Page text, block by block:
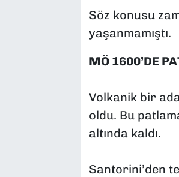
Söz konusu
yaşanmamıştı.
MÖ 1600’DE
Volkanik bir
oldu. Bu
altında kaldı.
Santorini’den